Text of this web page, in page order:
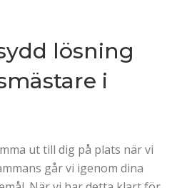
lösning
i
ut till dig på plats när vi
går vi igenom dina